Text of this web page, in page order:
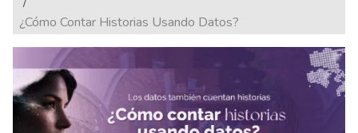
¿Cómo Contar Historias Usando Datos?